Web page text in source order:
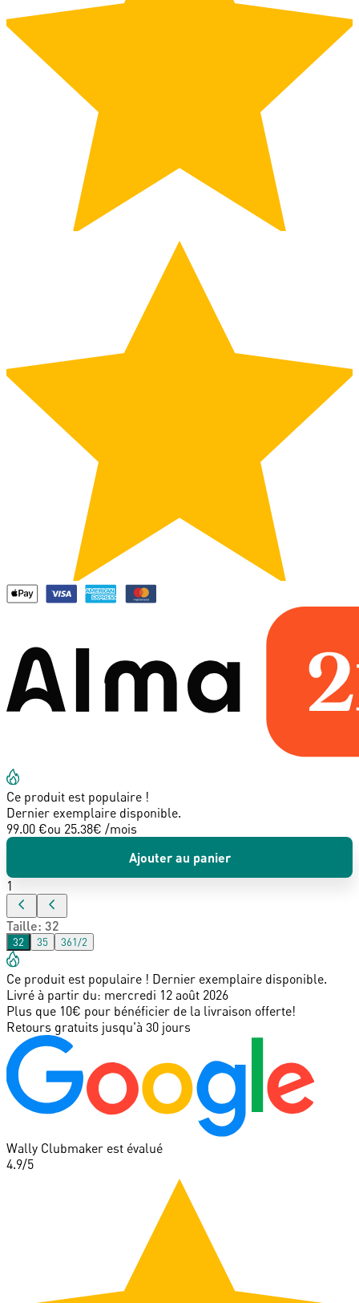
Ce produit est populaire !
Dernier exemplaire disponible.
99.00 €ou 25.38€ /mois
Ajouter au panier
1
Taille: 32
32 35 361/2
Ce produit est populaire ! Dernier exemplaire disponible.
Livré à partir du: mercredi 12 août 2026
Plus que 10€ pour bénéficier de la livraison offerte!
Retours gratuits jusqu'à 30 jours
Wally Clubmaker est évalué
4.9/5